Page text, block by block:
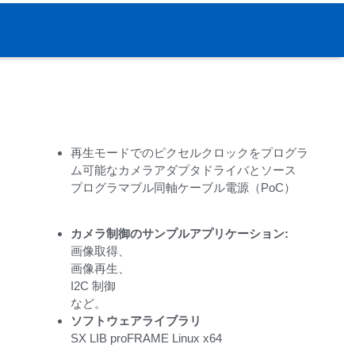
再生モードでのピクセルクロックをプログラ
ム可能なカメラアダプタドライバとソース
プログラマブル同軸ケーブル電源（PoC）
カメラ制御のサンプルアプリケーション:
画像取得、
画像再生、
I2C 制御
など。
ソフトウェアライブラリ
SX LIB proFRAME Linux x64